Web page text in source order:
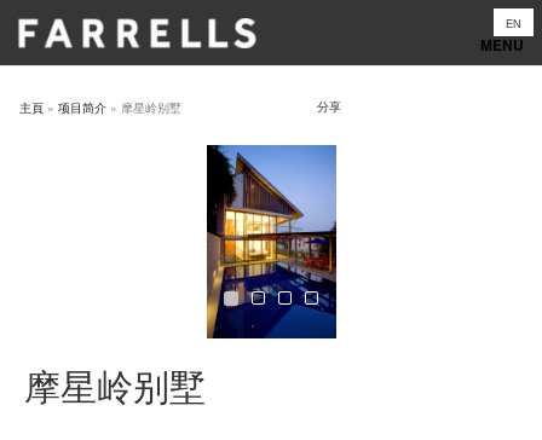
content
EN
主頁 » 项目简介 » 摩星岭别墅 分享
摩星岭别墅